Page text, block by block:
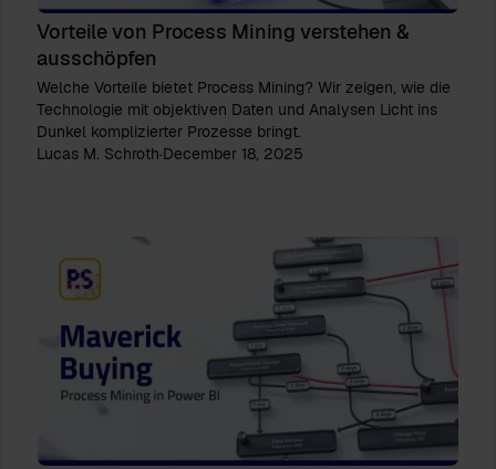
Vorteile von Process Mining verstehen &
ausschöpfen
Welche Vorteile bietet Process Mining? Wir zeigen, wie die
Technologie mit objektiven Daten und Analysen Licht ins
Dunkel komplizierter Prozesse bringt.
Lucas M. Schroth·December 18, 2025